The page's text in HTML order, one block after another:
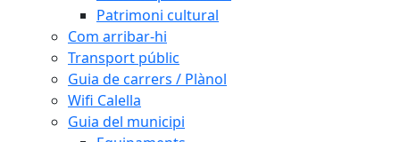
Patrimoni cultural
Com arribar-hi
Transport públic
Guia de carrers / Plànol
Wifi Calella
Guia del municipi